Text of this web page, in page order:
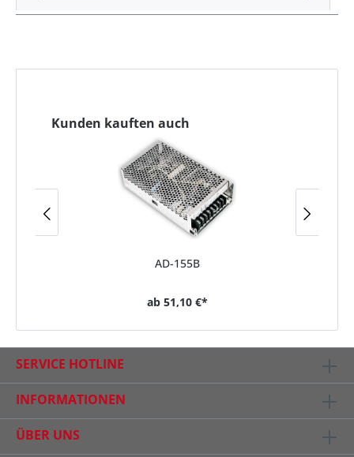
Kunden kauften auch
AD-155B
ab 51,10 €*
SERVICE HOTLINE
INFORMATIONEN
ÜBER UNS